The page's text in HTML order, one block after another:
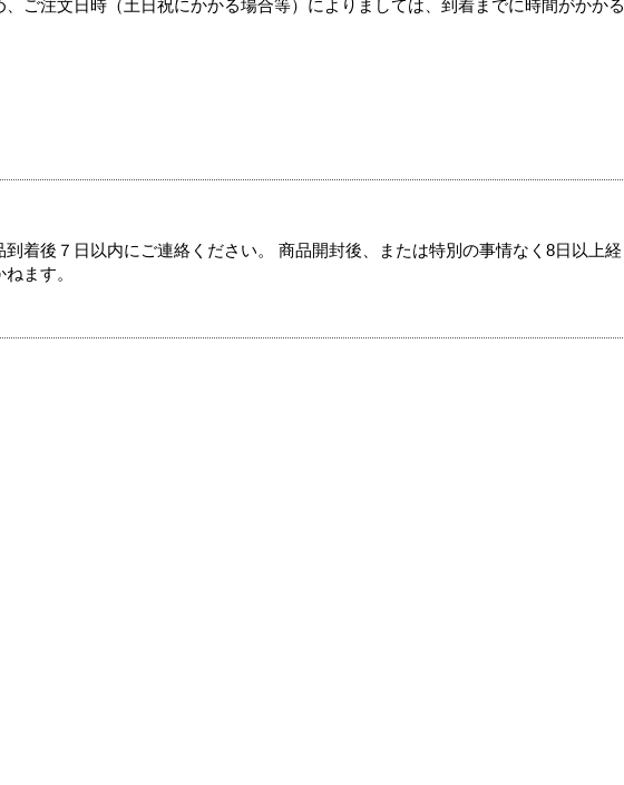
ご注文日時（土日祝にかかる場合等）によりましては、到着までに時間がかかる
着後７日以内にご連絡ください。 商品開封後、または特別の事情なく8日以上経
ます。